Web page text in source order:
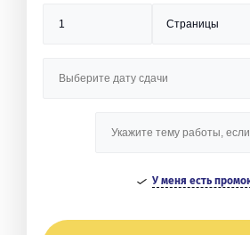
У меня есть